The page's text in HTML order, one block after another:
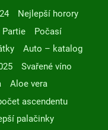
Nejlepší horory
Partie
Počasí
Auto – katalog
Svařené víno
Aloe vera
ascendentu
palačinky